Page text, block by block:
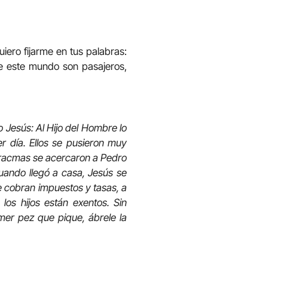
fijarme en tus palabras:
este mundo son pasajeros,
Jesús: Al Hijo del Hombre lo
día. Ellos se pusieron muy
se acercaron a Pedro
llegó a casa, Jesús se
cobran impuestos y tasas, a
hijos están exentos. Sin
pez que pique, ábrele la